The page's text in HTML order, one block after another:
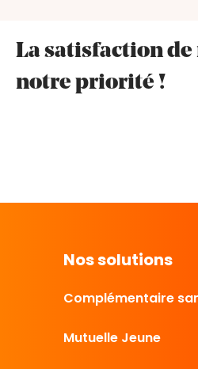
La satisfaction de
notre priorité !
Nos solutions
Complémentaire
Mutuelle Jeune